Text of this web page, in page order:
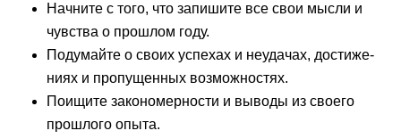
Нач­ни­те с того, что запи­ши­те все свои мыс­ли и
чув­ства о про­шлом году.
Поду­май­те о сво­их успе­хах и неуда­чах, дости­же­
ни­ях и про­пу­щен­ных воз­мож­но­стях.
Поищи­те зако­но­мер­но­сти и выво­ды из сво­е­го
про­шло­го опы­та.